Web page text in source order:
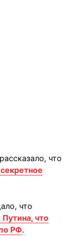
что
что
что
РФ.